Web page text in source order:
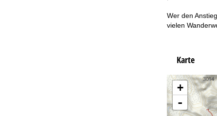
Wer den
vielen
Karte
+
-